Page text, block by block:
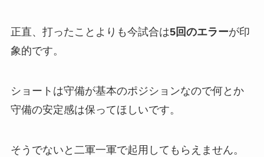
正直、打ったことよりも今試合は5回のエラーが印
象的です。
ショートは守備が基本のポジションなので何とか
守備の安定感は保ってほしいです。
そうでないと二軍一軍で起用してもらえません。